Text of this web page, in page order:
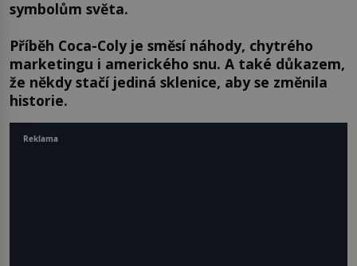
symbolům světa.
Příběh Coca-Coly je směsí náhody, chytrého
marketingu i amerického snu. A také důkazem,
že někdy stačí jediná sklenice, aby se změnila
historie.
Reklama